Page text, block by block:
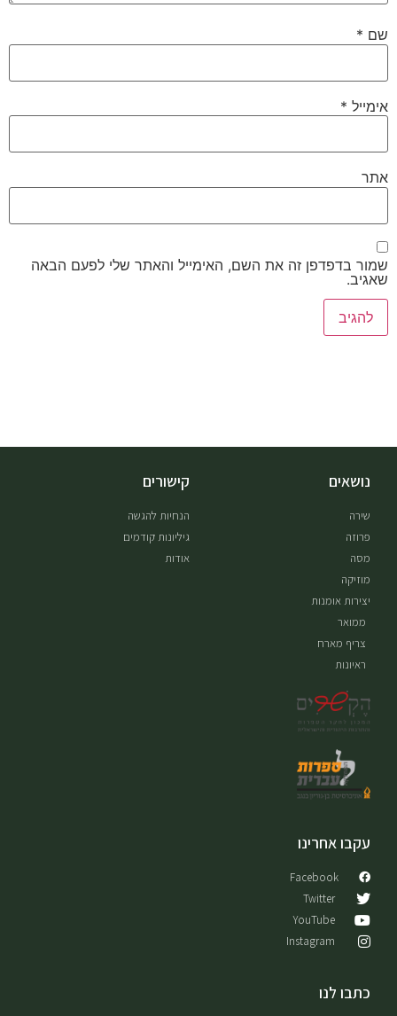
שם*
אימייל*
אתר
שמור בדפדפן זה את השם, האימייל והאתר שלי לפעם הבאה
שאגיב.
נושאים
שירה
פרוזה
מסה
מוזיקה
יצירות אומנות
ממואר
צריף מארח
ראיונות
קישורים
הנחיות להגשה
גיליונות קודמים
אודות
עקבו אחרינו
Facebook
Twitter
YouTube
Instagram
כתבו לנו